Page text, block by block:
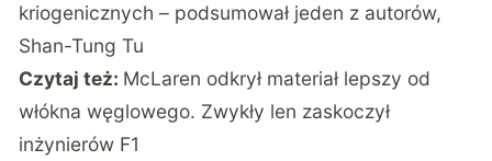
kriogenicznych – podsumował jeden z autorów,
Shan-Tung Tu
Czytaj też: McLaren odkrył materiał lepszy od
włókna węglowego. Zwykły len zaskoczył
inżynierów F1